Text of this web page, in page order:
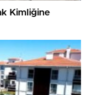
Kimliğine